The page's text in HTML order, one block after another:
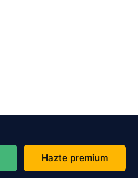
Hazte premium